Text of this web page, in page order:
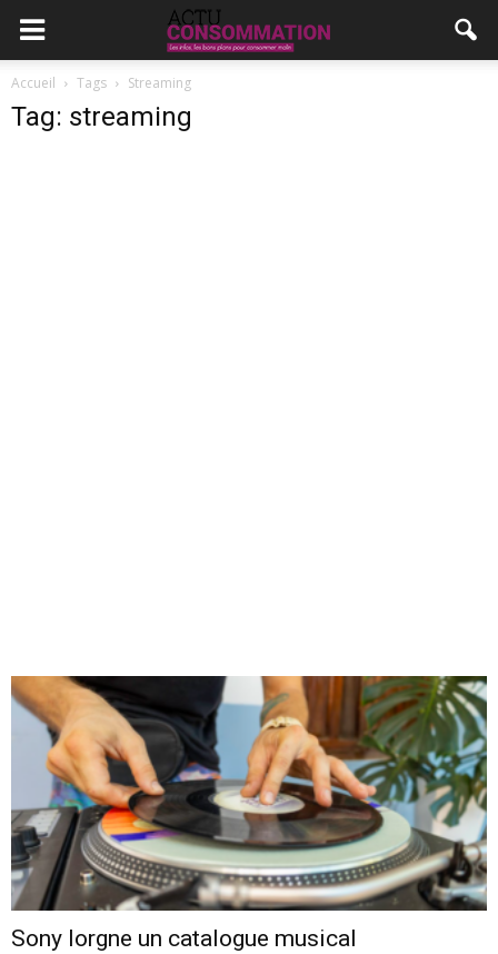
Accueil Tags Streaming
Tag: streaming
Sony lorgne un catalogue musical